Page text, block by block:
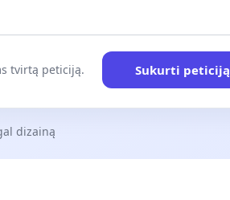
tvirtą peticiją. Sukurti peticiją
dizainą